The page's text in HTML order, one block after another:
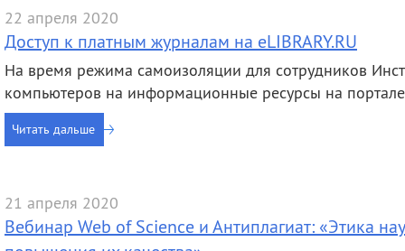
22 апреля 2020
Доступ к платным журналам на eLIBRARY.RU
На время режима самоизоляции для сотрудников
компьютеров на информационные ресурсы на портале
Читать дальше
21 апреля 2020
Вебинар Web of Science и Антиплагиат: «Этика